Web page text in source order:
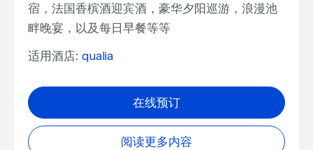
宿，法国香槟酒迎宾酒，豪华夕阳巡游，浪漫池
畔晚宴，以及每日早餐等等
适用酒店: qualia
在线预订
阅读更多内容